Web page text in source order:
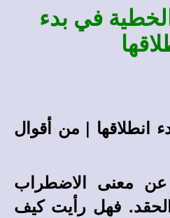
الخطية في بدء
انطلاقها | من أقوال
معنى الاضطراب
فهل رأيت كيف